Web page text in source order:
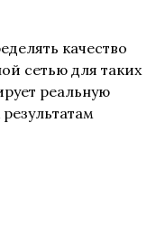
качество
сетью для таких
реальную